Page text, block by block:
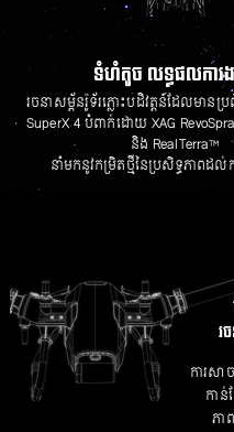
ទំហំតូច លទ្ធផលការង
រចនាសម្ព័នរ៉ូទ័រភ្លោះបដិវត្តន៍ដែលមានប្រ
SuperX 4 បំពាក់ដោយ XAG
និង RealTerra™
នាំមកនូវកម្រិតថ្មីនៃប្រសិទ្ធភាពដ
រ
ការសា
កាន់
ភា